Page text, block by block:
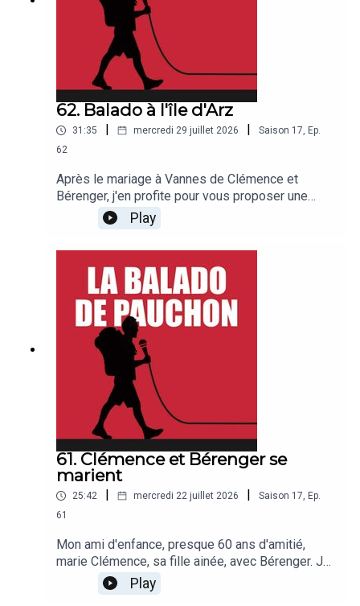
62. Balado à l'île d'Arz
31:35 | mercredi 29 juillet 2026 | Saison 17, Ep.
62
Après le mariage à Vannes de Clémence et
Bérenger, j'en profite pour vous proposer une
balado sur l'île d'Arz, dans le golfe du
Morbihan.Tout le monde à bord avec Jean Bulot et
bonne balado !
Play
61. Clémence et Bérenger se
marient
25:42 mercredi 22 juillet 2026 Saison 17, Ep.
61
Mon ami d'enfance, presque 60 ans d'amitié,
marie Clémence, sa fille ainée, avec Bérenger. Je
ne pensais pas sortir mon micro mais il m'a
provoqué, et je n'ai pas résisté. J'aime les
Play